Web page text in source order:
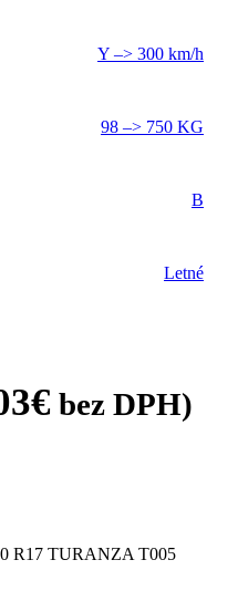
Y –> 300 km/h
98 –> 750 KG
B
Letné
€ bez DPH)
R17 TURANZA T005